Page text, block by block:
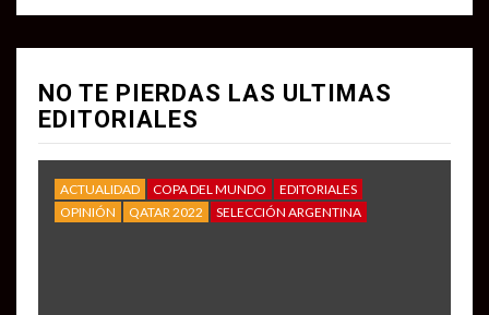
NO TE PIERDAS LAS ULTIMAS
EDITORIALES
ACTUALIDAD COPA DEL MUNDO
EDITORIALES
OPINIÓN
QATAR 2022 SELECCIÓN ARGENTINA